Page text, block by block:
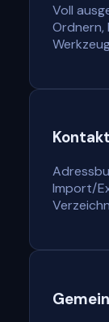
Voll
Ordnern,
Import/